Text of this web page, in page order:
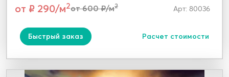
от ₽ 290/м2от 600 ₽/м2 Арт: 80036
Быстрый заказ Расчет стоимости